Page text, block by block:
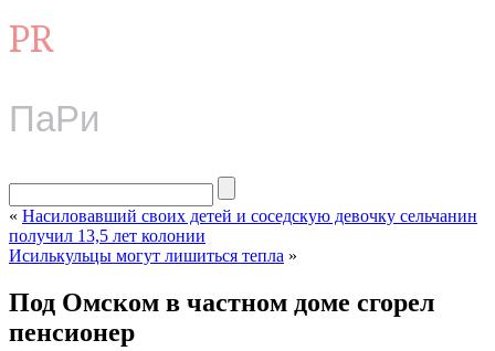
PR
ПаРи
« Насиловавший своих детей и соседскую девочку сельчанин
получил 13,5 лет колонии
Исилькульцы могут лишиться тепла »
Под Омском в частном доме сгорел
пенсионер